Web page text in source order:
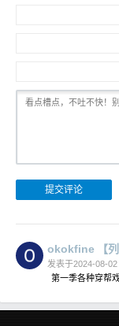
okokfine 【
发表于2024-08-
第一季各种穿帮